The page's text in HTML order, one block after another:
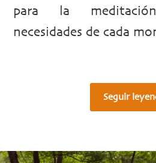
para la
necesidades de cada
Seguir